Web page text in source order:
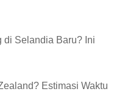
di Selandia Baru? Ini
Estimasi Waktu